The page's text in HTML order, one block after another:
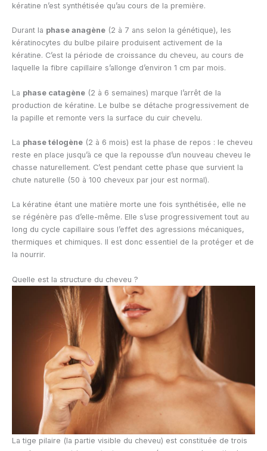
kératine n’est synthétisée qu’au cours de la première.
Durant la phase anagène (2 à 7 ans selon la génétique), les
kératinocytes du bulbe pilaire produisent activement de la
kératine. C’est la période de croissance du cheveu, au cours de
laquelle la fibre capillaire s’allonge d’environ 1 cm par mois.
La phase catagène (2 à 6 semaines) marque l’arrêt de la
production de kératine. Le bulbe se détache progressivement de
la papille et remonte vers la surface du cuir chevelu.
La phase télogène (2 à 6 mois) est la phase de repos : le cheveu
reste en place jusqu’à ce que la repousse d’un nouveau cheveu le
chasse naturellement. C’est pendant cette phase que survient la
chute naturelle (50 à 100 cheveux par jour est normal).
La kératine étant une matière morte une fois synthétisée, elle ne
se régénère pas d’elle-même. Elle s’use progressivement tout au
long du cycle capillaire sous l’effet des agressions mécaniques,
thermiques et chimiques. Il est donc essentiel de la protéger et de
la nourrir.
Quelle est la structure du cheveu ?
La tige pilaire (la partie visible du cheveu) est constituée de trois